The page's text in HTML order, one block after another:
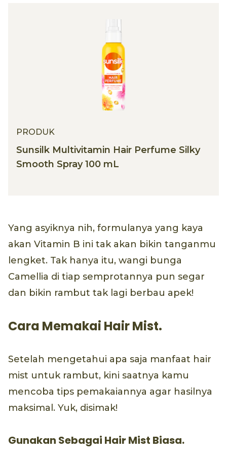
PRODUK
Sunsilk Multivitamin Hair Perfume Silky
Smooth Spray 100 mL
Yang asyiknya nih, formulanya yang kaya
akan Vitamin B ini tak akan bikin tanganmu
lengket. Tak hanya itu, wangi bunga
Camellia di tiap semprotannya pun segar
dan bikin rambut tak lagi berbau apek!
Cara Memakai Hair Mist.
Setelah mengetahui apa saja manfaat hair
mist untuk rambut, kini saatnya kamu
mencoba tips pemakaiannya agar hasilnya
maksimal. Yuk, disimak!
Gunakan Sebagai Hair Mist Biasa.